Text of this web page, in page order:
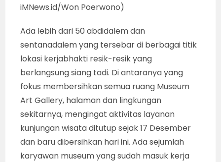
iMNews.id/Won Poerwono)
Ada lebih dari 50 abdidalem dan
sentanadalem yang tersebar di berbagai titik
lokasi kerjabhakti resik-resik yang
berlangsung siang tadi. Di antaranya yang
fokus membersihkan semua ruang Museum
Art Gallery, halaman dan lingkungan
sekitarnya, mengingat aktivitas layanan
kunjungan wisata ditutup sejak 17 Desember
dan baru dibersihkan hari ini. Ada sejumlah
karyawan museum yang sudah masuk kerja